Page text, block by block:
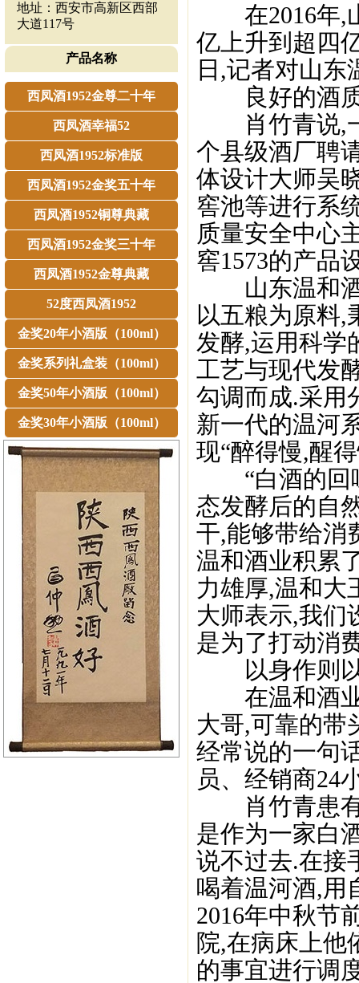
地址：西安市高新区西部
大道117号
产品名称
西凤酒1952金尊二十年
西凤酒幸福52
西凤酒1952标准版
西凤酒1952金奖五十年
西凤酒1952铜尊典藏
西凤酒1952金奖三十年
西凤酒1952金尊典藏
52度西凤酒1952
金奖20年小酒版（100ml）
金奖系列礼盒装（100ml）
金奖50年小酒版（100ml）
金奖30年小酒版（100ml）
在2016年,山
亿上升到超四
日,记者对山
良好的酒质
肖竹青说,一
个县级酒厂聘
体设计大师吴
窖池等进行系
质量安全中心
窖1573的产品
山东温和酒
以五粮为原料,
发酵,运用科学
工艺与现代发
勾调而成.采用
新一代的温河
现“醉得慢,醒
“白酒的回
态发酵后的自
干,能够带给消
温和酒业积累
力雄厚,温和大
大师表示,我们
是为了打动消
以身作则以
在温和酒业
大哥,可靠的带
经常说的一句
员、经销商24
肖竹青患有
是作为一家白
说不过去.在接
喝着温河酒,用
2016年中秋节
院,在病床上他
的事宜进行调